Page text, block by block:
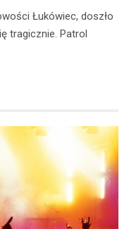
Łukówiec, doszło
tragicznie. Patrol